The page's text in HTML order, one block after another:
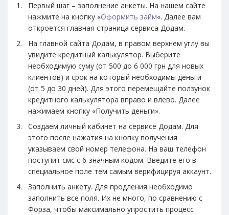
Первый шаг – заполнение анкеты. На нашем сайте
нажмите на кнопку «Оформить займ«. Далее вам
откроется главная страница сервиса Додам.
На главной сайта Додам, в правом верхнем углу вы
увидите кредитный калькулятор. Выберите
необходимую суму (от 500 до 6 000 грн для новых
клиентов) и срок на который необходимы деньги
(от 5 до 30 дней). Для этого перемещайте ползунок
кредитного калькулятора вправо и влево. Далее
нажимаем кнопку «Получить деньги».
Создаем личный кабинет на сервисе Додам. Для
этого после нажатия на кнопку получения
указываем свой номер телефона. На ваш телефон
поступит смс с 6-значным кодом. Введите его в
специальное поле тем самым верифицируя аккаунт.
Заполнить анкету. Для продления необходимо
заполнить все поля. Их не много, по сравнению с
Форза, чтобы максимально упростить процесс